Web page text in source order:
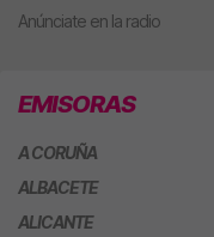
Anúnciate en la radio
EMISORAS
A CORUÑA
ALBACETE
ALICANTE